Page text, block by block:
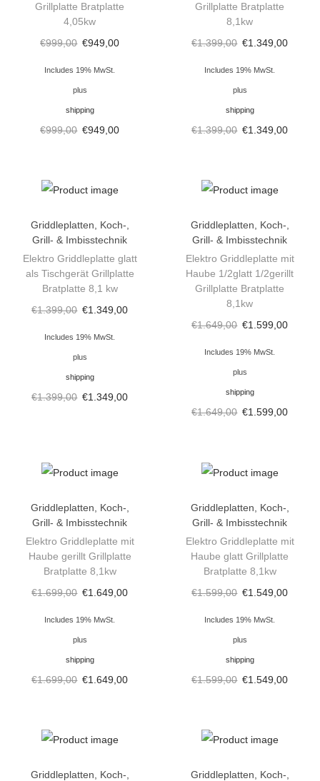
Grillplatte Bratplatte
4,05kw
€999,00 €949,00
Includes 19% MwSt.
plus
shipping
€999,00 €949,00
Grillplatte Bratplatte
8,1kw
€1.399,00 €1.349,00
Includes 19% MwSt.
plus
shipping
€1.399,00 €1.349,00
Griddleplatten, Koch-,
Grill- & Imbisstechnik
Elektro Griddleplatte glatt
als Tischgerät Grillplatte
Bratplatte 8,1 kw
€1.399,00 €1.349,00
Includes 19% MwSt.
plus
shipping
€1.399,00 €1.349,00
Griddleplatten, Koch-,
Grill- & Imbisstechnik
Elektro Griddleplatte mit
Haube 1/2glatt 1/2gerillt
Grillplatte Bratplatte
8,1kw
€1.649,00 €1.599,00
Includes 19% MwSt.
plus
shipping
€1.649,00 €1.599,00
Griddleplatten
Koch-,
Grill- & Imbisstechnik
Elektro Griddleplatte mit
Haube gerillt Grillplatte
Bratplatte 8,1kw
€1.699,00 €1.649,00
Includes 19% MwSt.
plus
shipping
€1.699,00 €1.649,00
Griddleplatten
Koch-,
Grill- & Imbisstechnik
Elektro Griddleplatte mit
Haube glatt Grillplatte
Bratplatte 8,1kw
€1.599,00 €1.549,00
Includes 19% MwSt.
plus
shipping
€1.599,00 €1.549,00
Griddleplatten
Koch-,
Griddleplatten
Koch-,